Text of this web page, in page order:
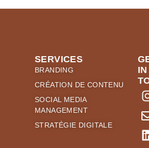
SERVICES
BRANDING
CRÉATION DE CONTENU
SOCIAL MEDIA
MANAGEMENT
STRATÉGIE DIGITALE
IN